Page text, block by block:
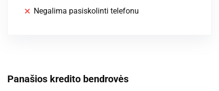
Negalima pasiskolinti telefonu
Panašios kredito bendrovės